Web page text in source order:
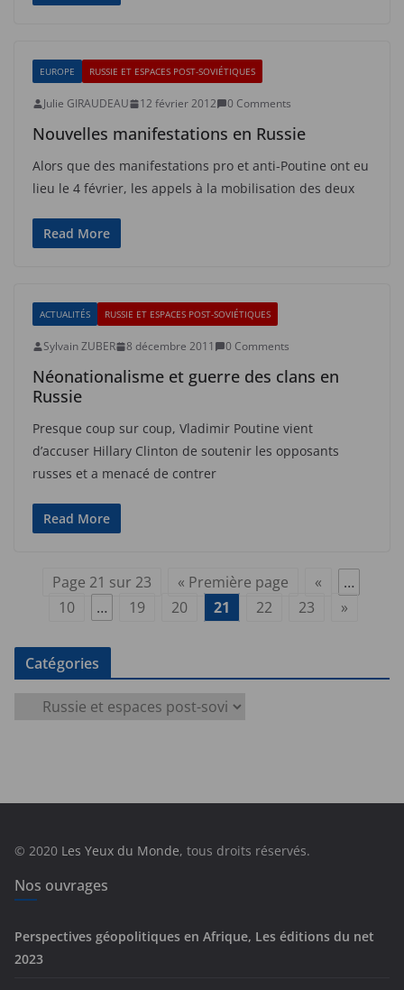
EUROPE RUSSIE ET ESPACES POST-SOVIÉTIQUES
Julie GIRAUDEAU 12 février 2012 0 Comments
Nouvelles manifestations en Russie
Alors que des manifestations pro et anti-Poutine ont eu
lieu le 4 février, les appels à la mobilisation des deux
Read More
ACTUALITÉS RUSSIE ET ESPACES POST-SOVIÉTIQUES
Sylvain ZUBER 8 décembre 2011 0 Comments
Néonationalisme et guerre des clans en
Russie
Presque coup sur coup, Vladimir Poutine vient
d’accuser Hillary Clinton de soutenir les opposants
russes et a menacé de contrer
Read More
Page 21 sur 23 « Première page «
…
10
… 19 20 21 22 23 »
Catégories
e
s
© 2020 Les Yeux du Monde, tous droits réservés.
Nos ouvrages
Perspectives géopolitiques en Afrique, Les éditions du net
2023